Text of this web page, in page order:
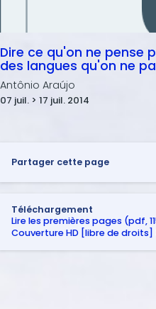
Dire ce qu'on ne pense
des langues qu'on ne
Antônio Araújo
07 juil. > 17 juil. 2014
Partager cette page
Téléchargement
Lire les premières pages (pdf,
Couverture HD [libre de droits]